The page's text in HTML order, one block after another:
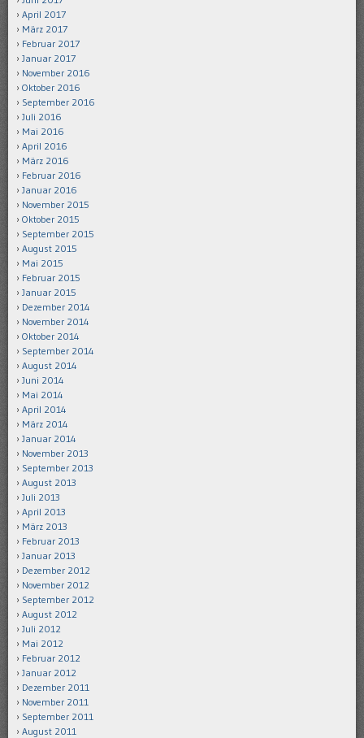
April 2017
März 2017
Februar 2017
Januar 2017
November 2016
Oktober 2016
September 2016
Juli 2016
Mai 2016
April 2016
März 2016
Februar 2016
Januar 2016
November 2015
Oktober 2015
September 2015
August 2015
Mai 2015
Februar 2015
Januar 2015
Dezember 2014
November 2014
Oktober 2014
September 2014
August 2014
Juni 2014
Mai 2014
April 2014
März 2014
Januar 2014
November 2013
September 2013
August 2013
Juli 2013
April 2013
März 2013
Februar 2013
Januar 2013
Dezember 2012
November 2012
September 2012
August 2012
Juli 2012
Mai 2012
Februar 2012
Januar 2012
Dezember 2011
November 2011
September 2011
August 2011